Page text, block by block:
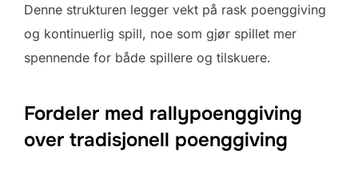
Denne strukturen legger vekt på rask poenggiving
og kontinuerlig spill, noe som gjør spillet mer
spennende for både spillere og tilskuere.
Fordeler med rallypoenggiving
over tradisjonell poenggiving